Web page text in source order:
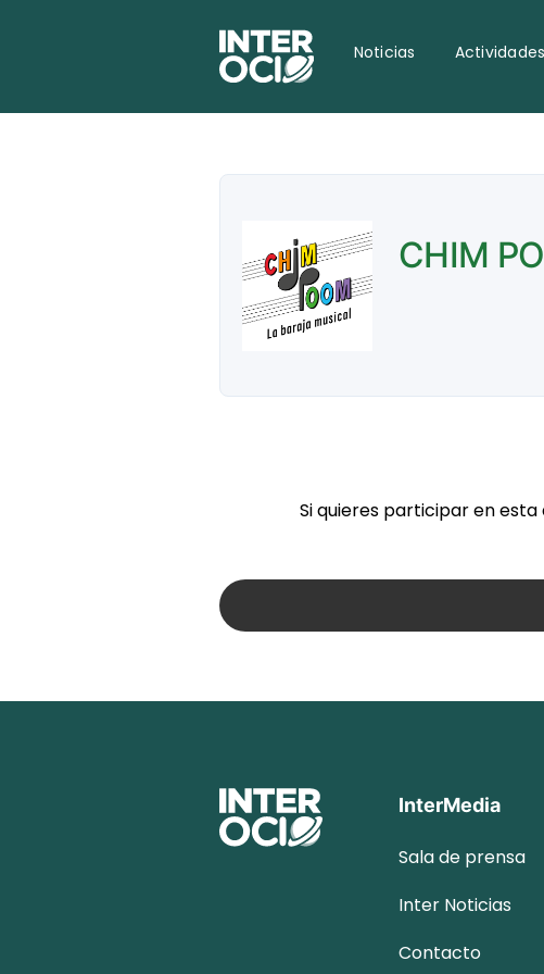
Noticias Actividades
CHIM
Si quieres participar en
InterMedia
Sala de prensa
Inter Noticias
Contacto